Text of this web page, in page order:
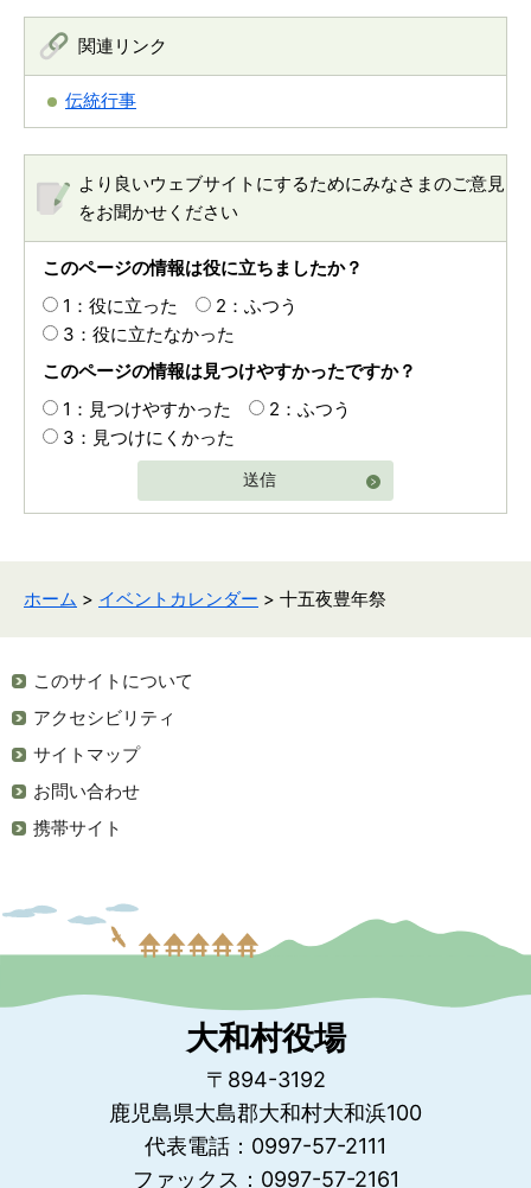
関連リンク
伝統行事
より良いウェブサイトにするためにみなさまのご意見
をお聞かせください
このページの情報は役に立ちましたか？
1：役に立った
2：ふつう
3：役に立たなかった
このページの情報は見つけやすかったですか？
1：見つけやすかった
2：ふつう
3：見つけにくかった
送信
ホーム > イベントカレンダー > 十五夜豊年祭
このサイトについて
アクセシビリティ
サイトマップ
お問い合わせ
携帯サイト
大和村役場
〒894-3192
鹿児島県大島郡大和村大和浜100
代表電話：0997-57-2111
ファックス：0997-57-2161